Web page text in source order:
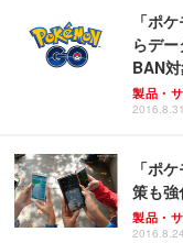
「ポ
らデ
BAN
製品・
「ポ
策も強
製品・